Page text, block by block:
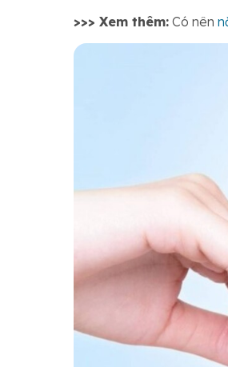
>>> Xem thêm: Có nên